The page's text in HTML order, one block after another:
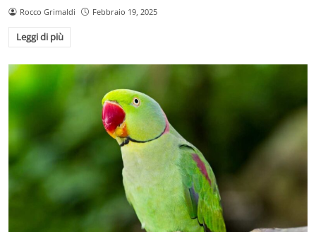
Rocco Grimaldi Febbraio 19, 2025
Leggi di più